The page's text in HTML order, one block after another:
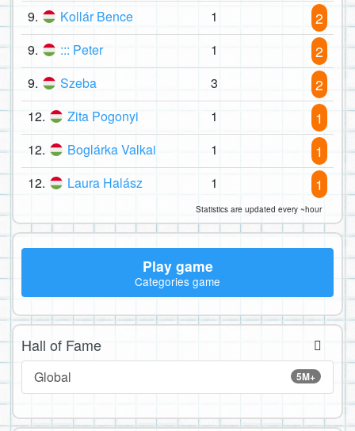
9. Kollár Bence 1 2
9. ::: Peter 1 2
9. Szeba 3 2
12. Zita Pogonyi 1 1
12. Boglárka Valkai 1 1
12. Laura Halász 1 1
Statistics are updated every ~hour
Play game
Categories game
Hall of Fame
5M+
Global